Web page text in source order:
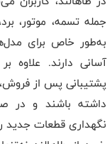
جمله تسمه، موتور،
به‌طور خاص برای
آسانی دارند. علاوه
پشتیبانی پس از
داشته باشند و در
نگهداری قطعات جدید